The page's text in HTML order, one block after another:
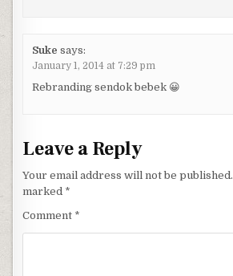
Suke says:
January 1, 2014 at 7:29 pm
Rebranding sendok bebek 😀
Leave a Reply
Your email address will not be published.
marked *
Comment *